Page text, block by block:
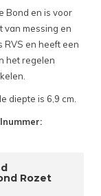
Bond en is voor
van messing en
RVS en heeft een
het regelen
diepte is 6,9 cm.
Rozet